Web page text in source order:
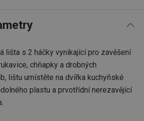
lišta s 2 háčky vynikající pro zavěšení
chňapky a drobných
lištu umístěte na dvířka kuchyňské
plastu a prvotřídní nerezavějící